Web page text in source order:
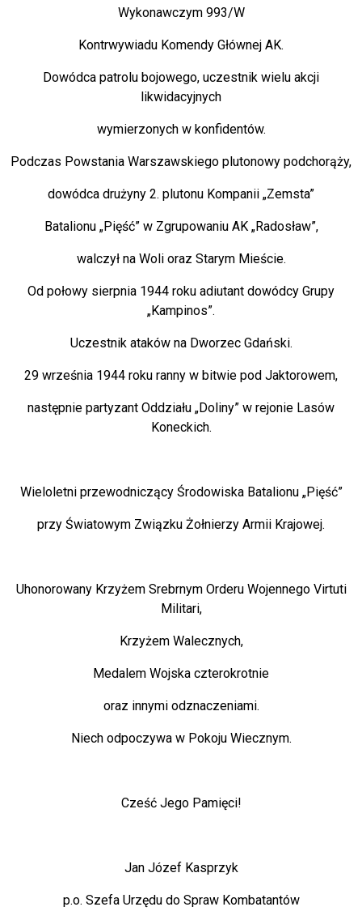
Wykonawczym 993/W
Kontrwywiadu Komendy Głównej AK.
Dowódca patrolu bojowego, uczestnik wielu akcji
likwidacyjnych
wymierzonych w konfidentów.
Podczas Powstania Warszawskiego plutonowy podchorąży,
dowódca drużyny 2. plutonu Kompanii „Zemsta”
Batalionu „Pięść” w Zgrupowaniu AK „Radosław”,
walczył na Woli oraz Starym Mieście.
Od połowy sierpnia 1944 roku adiutant dowódcy Grupy
„Kampinos”.
Uczestnik ataków na Dworzec Gdański.
29 września 1944 roku ranny w bitwie pod Jaktorowem,
następnie partyzant Oddziału „Doliny” w rejonie Lasów
Koneckich.
Wieloletni przewodniczący Środowiska Batalionu „Pięść”
przy Światowym Związku Żołnierzy Armii Krajowej.
Uhonorowany Krzyżem Srebrnym Orderu Wojennego Virtuti
Militari,
Krzyżem Walecznych,
Medalem Wojska czterokrotnie
oraz innymi odznaczeniami.
Niech odpoczywa w Pokoju Wiecznym.
Cześć Jego Pamięci!
Jan Józef Kasprzyk
p.o. Szefa Urzędu do Spraw Kombatantów